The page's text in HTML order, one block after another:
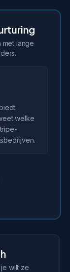
lange
welke
wilt ze